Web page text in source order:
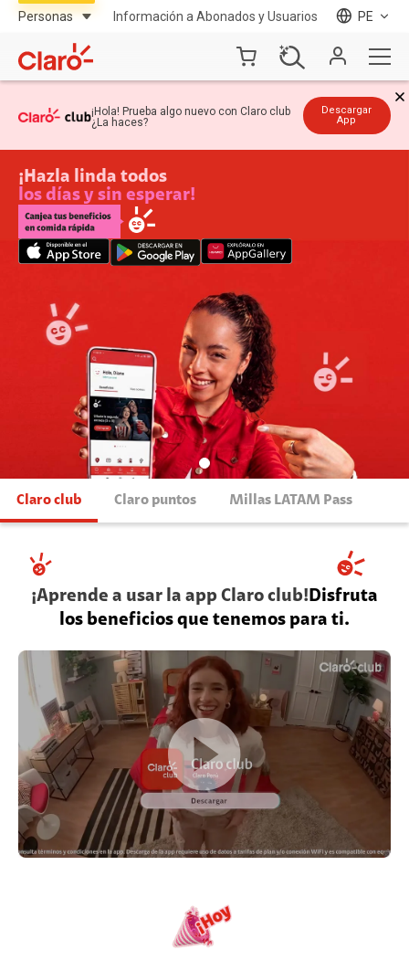
Información a Abonados y Usuarios PE
¡Hola! Prueba algo nuevo con Claro club
¿La haces?
Descargar
App
¡Hazla linda todos
los días y sin esperar!
Claro club Claro puntos Millas LATAM Pass
¡Aprende a usar la app Claro club!Disfruta
los beneficios que tenemos para ti.